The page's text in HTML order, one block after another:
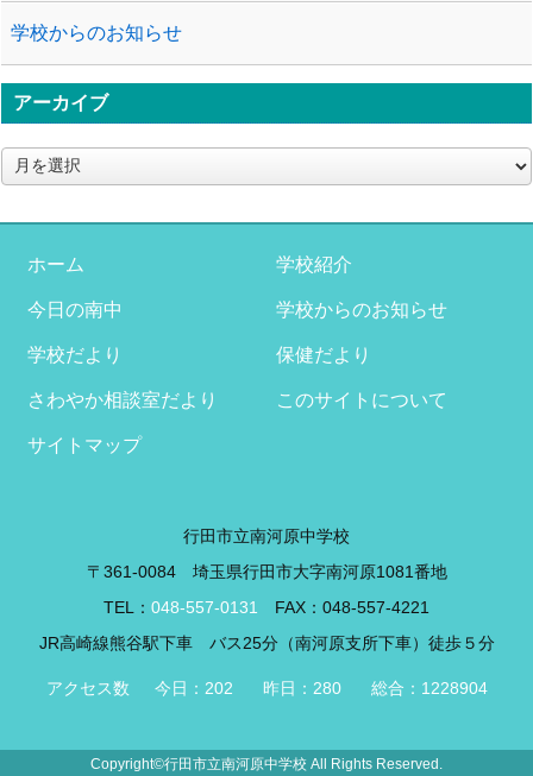
学校からのお知らせ
アーカイブ
ア
ー
イ
ホーム 学校紹介
今日の南中 学校からのお知らせ
学校だより 保健だより
さわやか相談室だより このサイトについて
サイトマップ
行田市立南河原中学校
〒361-0084 埼玉県行田市大字南河原1081番地
TEL： 048-557-0131
FAX：048-557-4221
JR高崎線熊谷駅下車 バス25分（南河原支所下車）徒歩５分
Copyright©行田市立南河原中学校 All Rights Reserved.